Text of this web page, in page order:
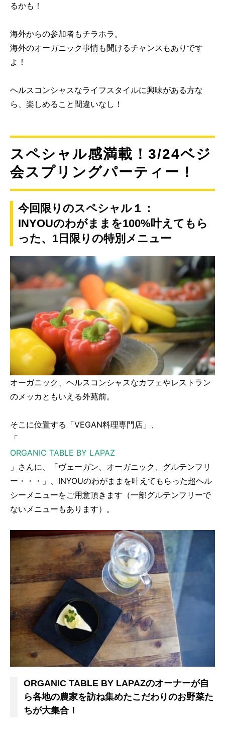
るかも！
海外からの参加者もチラホラ。
海外のオーガニック事情も聞けるチャンスもありです
よ！
ヘルスコンシャスなライフスタイルに興味がある方な
ら、楽しめること間違いなし！
スペシャル感満載！3/24ベジ
会スプリングパーティー！
今回限りのスペシャル１：
INYOUのわがままを100%叶えてもら
った、1日限りの特別メニュー
オーガニック、ヘルスコンシャスなカフェやレストラン
のメッカともいえる外苑前。
そこに位置する「VEGAN料理専門店」、
「
ORGANIC TABLE BY LAPAZ
」さんに、「ヴェーガン、オーガニック、グルテンフリ
ー・・・」、INYOUのわがままを叶えてもらった超ヘル
シーメニューをご用意頂きます（一部グルテンフリーで
ないメニューもあります）。
ORGANIC TABLE BY LAPAZのオーナーが自
ら各地の農家を訪ね集めたこだわりのお野菜た
ちが大集合！